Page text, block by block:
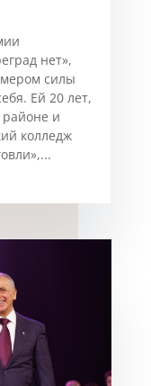
нет»,
силы
Ей 20 лет,
и
колледж